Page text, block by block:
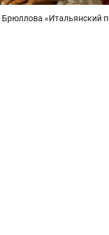
Брюллова «Итальянский